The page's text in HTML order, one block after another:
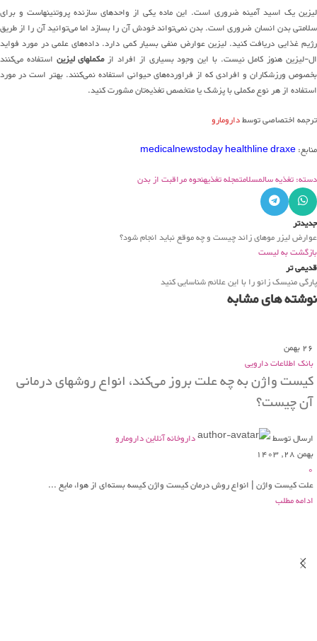
لیزین یک اسید آمینه ضروری است. این ماده یکی از واحدهای سازنده پروتئینهاست و برای
سلامتی بدن انسان ضروری است. بدن نمی‌تواند خودش آن را بسازد اما می‌توانید آن را از طریق
رژیم غذایی دریافت کنید. لیزین عوارض منفی بسیار کمی دارد. داده‌های علمی در مورد فواید
ال-لیزین هنوز کامل نیست. با این وجود بسیاری از افراد ازمکملهای لیزین استفاده می‌کنند
بخصوص ورزشکاران و افرادی که از فراورده‌های حیوانی استفاده نمی‌کنند. بهتر است در مورد
استفاده از هر نوع مکملی با پزشک یا متخصص تغذیه‌تان مشورت کنید.
ترجمه اختصاصی توسطدارومارو
منابع:
medicalnewstodayhealthlinedraxe
دسته: تغذیه سالمسلامتمجله تغذیهنحوه مراقبت از بدن
جدیدتر
عوارض لیزر موهای زائد چیست و چه موقع نباید انجام شود؟
بازگشت به لیست
قدیمی تر
پارگی منیسک زانو را با این علائم شناسایی کنید
نوشته های مشابه
26بهمن
بانک اطلاعات دارویی
کیست واژن به چه علت بروز می‌کند، انواع روشهای درمانی
آن چیست؟
ارسال توسط
داروخانه آنلاین دارومارو
بهمن 28, 1403
0
علت کیست واژن | انواع روش درمان کیست واژن کیسه بسته‌ای از هوا، مایع ...
ادامه مطلب